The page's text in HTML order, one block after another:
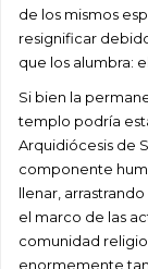
de los mismos
resignificar
que los alumbra:
Si bien la
templo podría
Arquidiócesis de
componente
llenar,
el marco de las
comunidad
enormemente